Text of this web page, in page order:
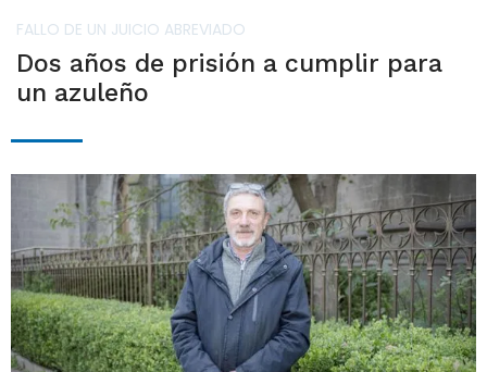
FALLO DE UN JUICIO ABREVIADO
Dos años de prisión a cumplir para
un azuleño